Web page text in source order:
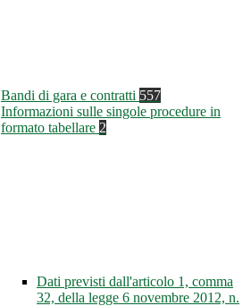
Bandi di gara e contratti 557
Informazioni sulle singole procedure in
formato tabellare 2
Dati previsti dall'articolo 1, comma
32, della legge 6 novembre 2012, n.